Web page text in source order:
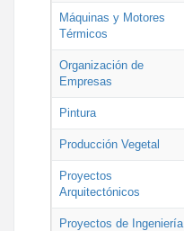
Máquinas y Motores
Térmicos
Organización de
Empresas
Pintura
Producción Vegetal
Proyectos
Arquitectónicos
Proyectos de Ingeniería